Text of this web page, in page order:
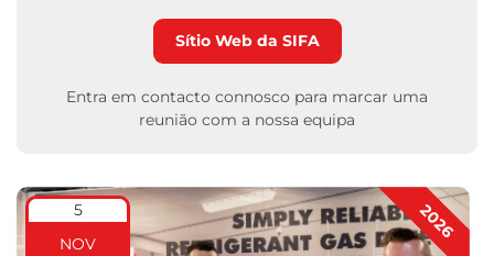
Sítio Web da SIFA
Entra em contacto connosco para marcar uma
reunião com a nossa equipa
5
NOV
2026